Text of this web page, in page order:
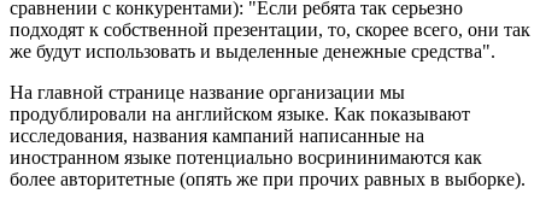
сравнении с конкурентами): "Если ребята так серьезно
подходят к собственной презентации, то, скорее всего, они так
же будут использовать и выделенные денежные средства".
На главной странице название организации мы
продублировали на английском языке. Как показывают
исследования, названия кампаний написанные на
иностранном языке потенциально восрининимаются как
более авторитетные (опять же при прочих равных в выборке).